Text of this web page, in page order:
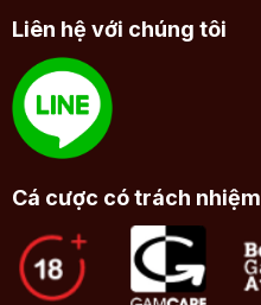
Liên hệ với chúng tôi
Cá cược có trách nhiệm